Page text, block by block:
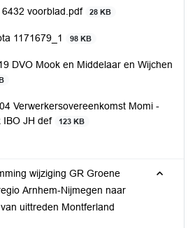
6432 voorblad.pdf
28 KB
1171679_1 98 KB
DVO Mook en Middelaar en Wijchen
Verwerkersovereenkomst Momi -
IBO JH def
123 KB
wijziging GR Groene
Arnhem-Nijmegen naar
uittreden Montferland